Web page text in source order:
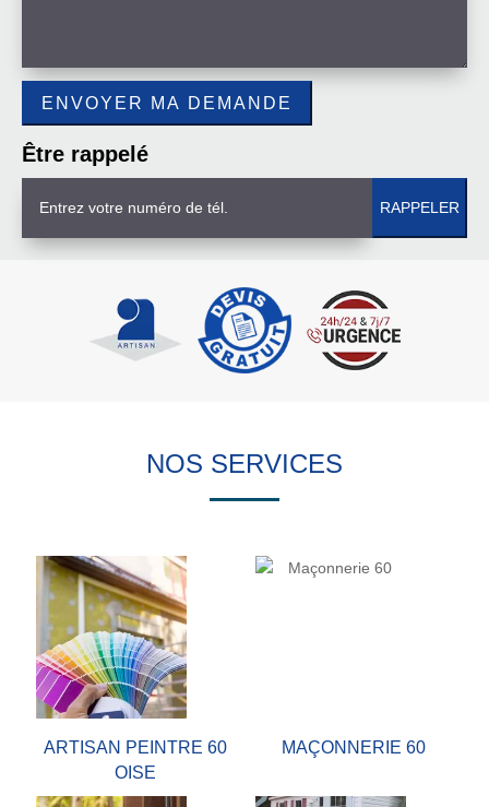
Être rappelé
NOS SERVICES
ARTISAN PEINTRE 60
OISE
MAÇONNERIE 60